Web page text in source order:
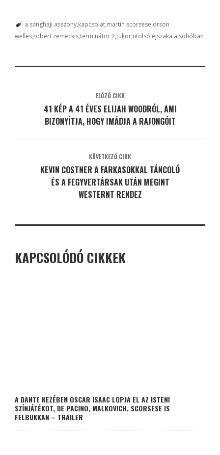
a sanghaji asszony kapcsolat martin scorsese orson
welles robert zemeckisterminátor 2tukor utolsó éjszaka a sohóban
ELŐZŐ CIKK
41 KÉP A 41 ÉVES ELIJAH WOODRÓL, AMI
BIZONYÍTJA, HOGY IMÁDJA A RAJONGÓIT
KÖVETKEZŐ CIKK
KEVIN COSTNER A FARKASOKKAL TÁNCOLÓ
ÉS A FEGYVERTÁRSAK UTÁN MEGINT
WESTERNT RENDEZ
KAPCSOLÓDÓ CIKKEK
A DANTE KEZÉBEN OSCAR ISAAC LOPJA EL AZ ISTENI
SZÍNJÁTÉKOT, DE PACINO, MALKOVICH, SCORSESE IS
FELBUKKAN – TRAILER